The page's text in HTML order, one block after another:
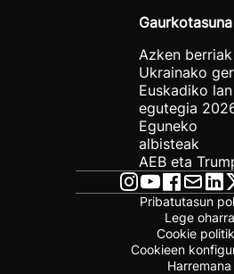
Gaurkotasuna
Azken berriak
Ukrainako
Euskadiko lan
egutegia
Eguneko
albisteak
AEB eta
Pribatutasun
Lege oharra
Cookie
Cookieen
Harremana